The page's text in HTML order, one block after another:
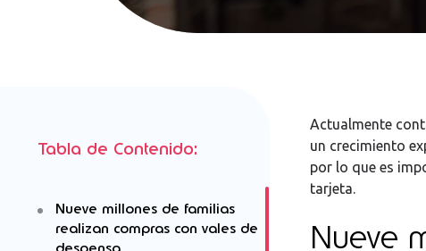
Tabla de Contenido:
Nueve millones de familias
realizan compras con vales de
Actualmente
un crecimiento
por lo que es
tarjeta.
Nueve